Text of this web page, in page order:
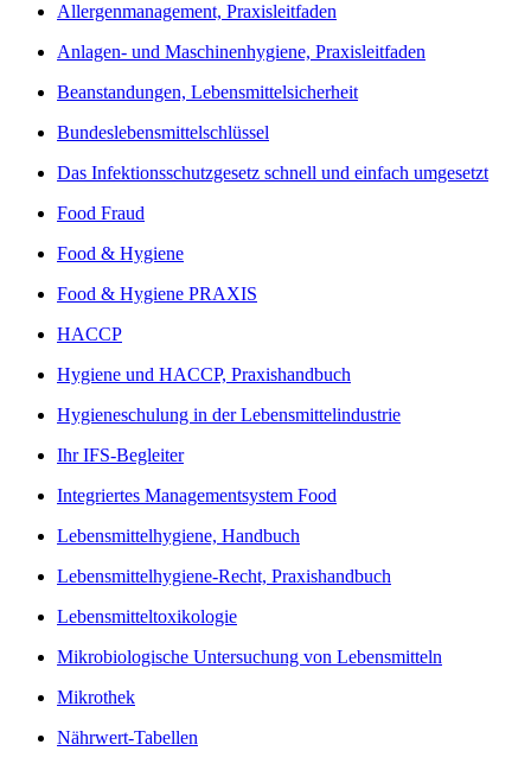
Allergenmanagement, Praxisleitfaden
Anlagen- und Maschinenhygiene, Praxisleitfaden
Beanstandungen, Lebensmittelsicherheit
Bundeslebensmittelschlüssel
Das Infektionsschutzgesetz schnell und einfach umgesetzt
Food Fraud
Food & Hygiene
Food & Hygiene PRAXIS
HACCP
Hygiene und HACCP, Praxishandbuch
Hygieneschulung in der Lebensmittelindustrie
Ihr IFS-Begleiter
Integriertes Managementsystem Food
Lebensmittelhygiene, Handbuch
Lebensmittelhygiene-Recht, Praxishandbuch
Lebensmitteltoxikologie
Mikrobiologische Untersuchung von Lebensmitteln
Mikrothek
Nährwert-Tabellen